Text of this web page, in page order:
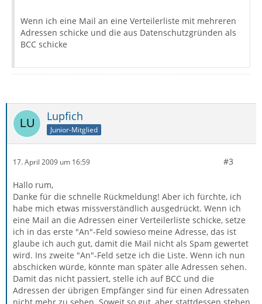
Wenn ich eine Mail an eine Verteilerliste mit mehreren
Adressen schicke und die aus Datenschutzgründen als
BCC schicke
Lupfich
Junior-Mitglied
17. April 2009 um 16:59 #3
Hallo rum,
Danke für die schnelle Rückmeldung! Aber ich fürchte, ich
habe mich etwas missverständlich ausgedrückt. Wenn ich
eine Mail an die Adressen einer Verteilerliste schicke, setze
ich in das erste "An"-Feld sowieso meine Adresse, das ist
glaube ich auch gut, damit die Mail nicht als Spam gewertet
wird. Ins zweite "An"-Feld setze ich die Liste. Wenn ich nun
abschicken würde, könnte man später alle Adressen sehen.
Damit das nicht passiert, stelle ich auf BCC und die
Adressen der übrigen Empfänger sind für einen Adressaten